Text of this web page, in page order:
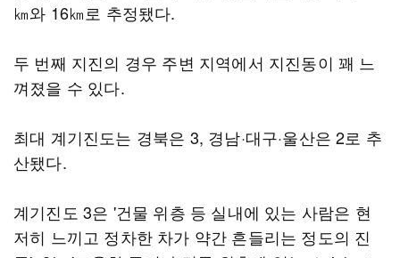
㎞와 16㎞로 추정됐다.
두 번째 지진의 경우 주변 지역에서 지진동이 꽤 느
껴졌을 수 있다.
최대 계기진도는 경북은 3, 경남·대구·울산은 2로 추
산됐다.
계기진도 3은 '건물 위층 등 실내에 있는 사람은 현
저히 느끼고 정차한 차가 약간 흔들리는 정도의 진